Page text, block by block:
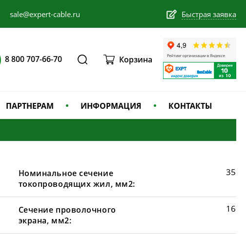
sale@expert-cable.ru Быстрая заявка
8 800 707-66-70 Корзина
ПАРТНЕРАМ ИНФОРМАЦИЯ КОНТАКТЫ
Номинальное сечение
токопроводящих жил, мм2:
35
Сечение проволочного
экрана, мм2:
16